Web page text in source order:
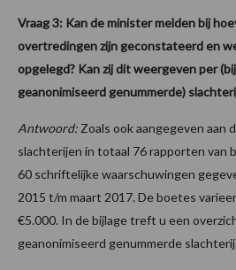
Vraag 3: Kan de minister melden bij
overtredingen zijn geconstateerd en
opgelegd? Kan zij dit weergeven per
geanonimiseerd genummerde)
Antwoord: Zoals ook aangegeven aan
slachterijen in totaal 76 rapporten van
60 schriftelijke waarschuwingen
2015 t/m maart 2017. De boetes
€5.000. In de bijlage treft u een
geanonimiseerd genummerde slachterij.